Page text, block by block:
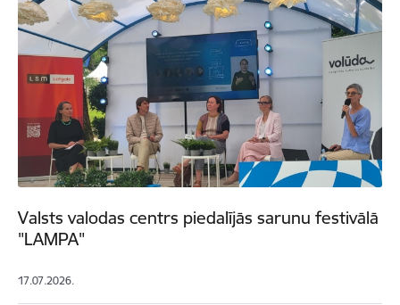
Valsts valodas centrs piedalījās sarunu festivālā
"LAMPA"
17.07.2026.